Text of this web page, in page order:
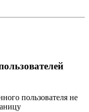
пользователя не